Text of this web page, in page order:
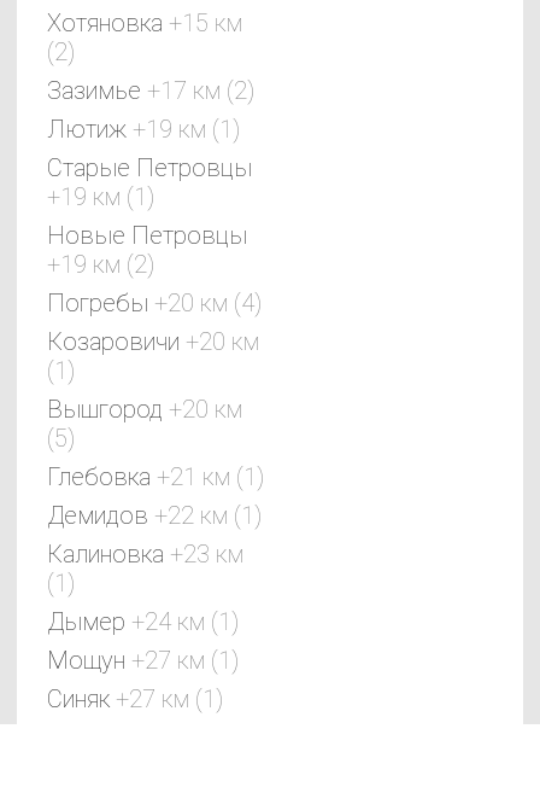
Хотяновка +15 км
(2)
Зазимье +17 км (2)
Лютиж +19 км (1)
Старые Петровцы
+19 км (1)
Новые Петровцы
+19 км (2)
Погребы +20 км (4)
Козаровичи +20 км
(1)
Вышгород +20 км
(5)
Глебовка +21 км (1)
Демидов +22 км (1)
Калиновка +23 км
(1)
Дымер +24 км (1)
Мощун +27 км (1)
Синяк +27 км (1)